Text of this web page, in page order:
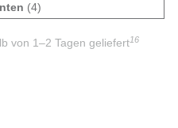
(4)
von 1–2 Tagen geliefert16